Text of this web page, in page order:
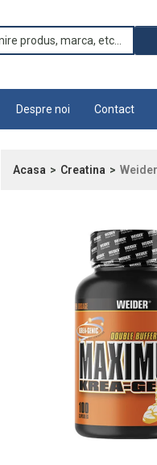
Despre noi Contact
Acasa Creatina